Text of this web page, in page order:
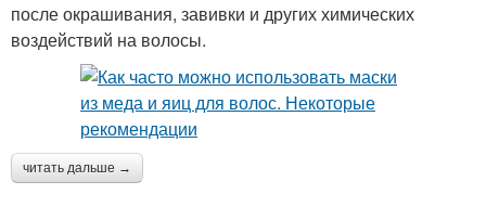
после окрашивания, завивки и других химических
воздействий на волосы.
читать дальше →